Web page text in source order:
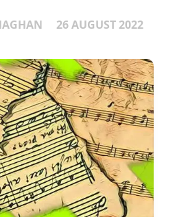
26 AUGUST 2022